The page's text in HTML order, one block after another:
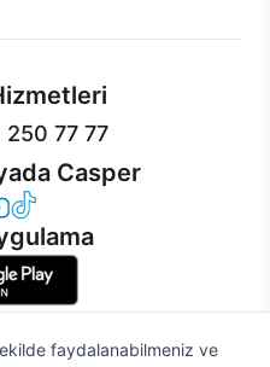
77 77
Casper
LinkedIn
YouTube
Casper TikTok
faydalanabilmeniz ve